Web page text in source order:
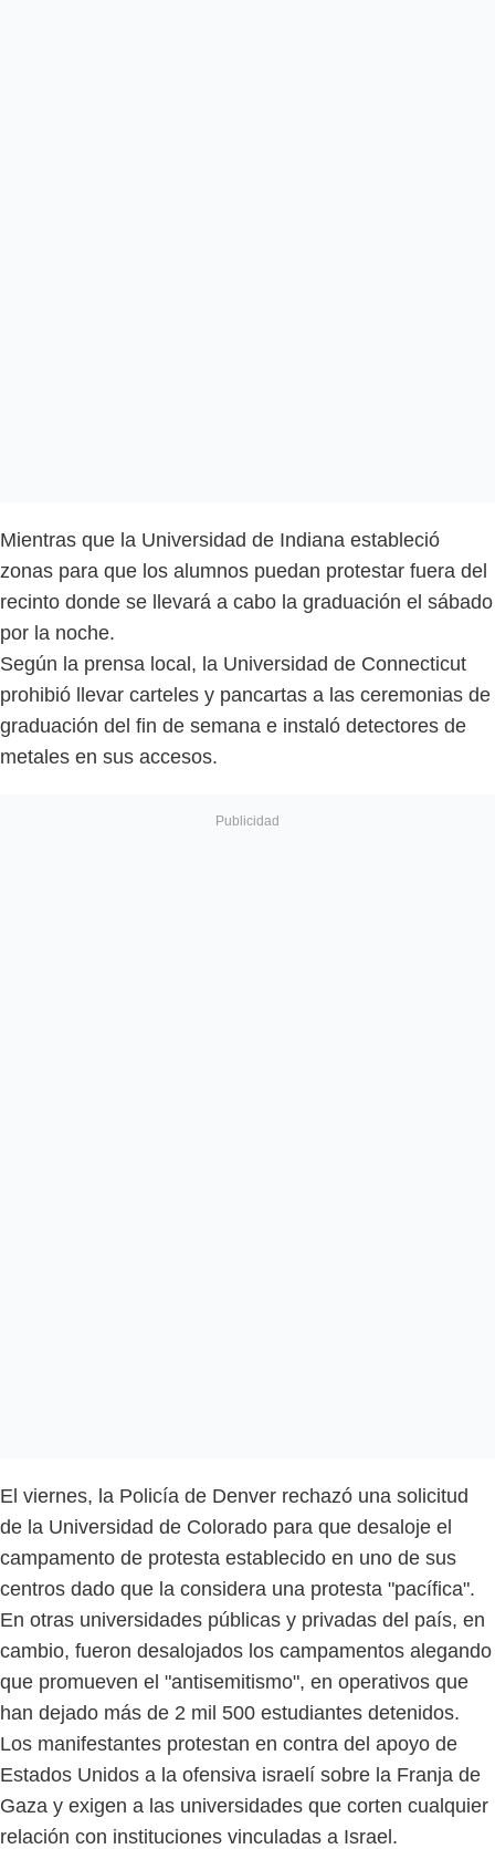
Mientras que la Universidad de Indiana estableció
zonas para que los alumnos puedan protestar fuera del
recinto donde se llevará a cabo la graduación el sábado
por la noche.
Según la prensa local, la Universidad de Connecticut
prohibió llevar carteles y pancartas a las ceremonias de
graduación del fin de semana e instaló detectores de
metales en sus accesos.
El viernes, la Policía de Denver rechazó una solicitud
de la Universidad de Colorado para que desaloje el
campamento de protesta establecido en uno de sus
centros dado que la considera una protesta "pacífica".
En otras universidades públicas y privadas del país, en
cambio, fueron desalojados los campamentos alegando
que promueven el "antisemitismo", en operativos que
han dejado más de 2 mil 500 estudiantes detenidos.
Los manifestantes protestan en contra del apoyo de
Estados Unidos a la ofensiva israelí sobre la Franja de
Gaza y exigen a las universidades que corten cualquier
relación con instituciones vinculadas a Israel.